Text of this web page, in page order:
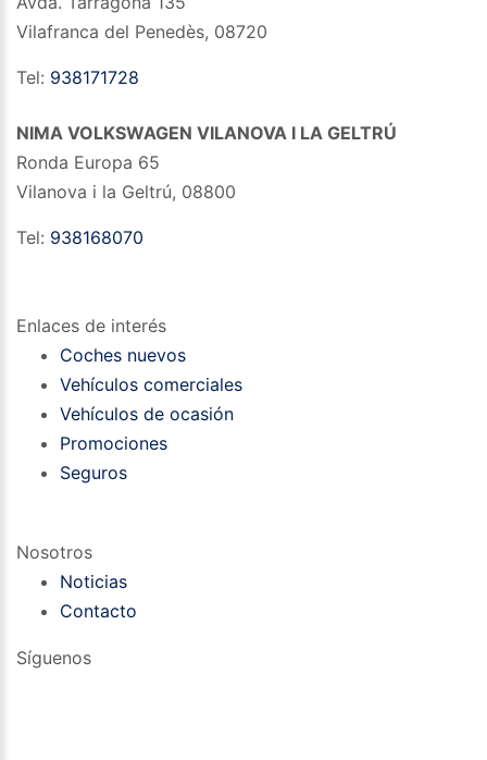
Vilafranca del Penedès, 08720
Tel: 938171728
NIMA VOLKSWAGEN VILANOVA I LA GELTRÚ
Ronda Europa 65
Vilanova i la Geltrú, 08800
Tel: 938168070
Enlaces de interés
Coches nuevos
Vehículos comerciales
Vehículos de ocasión
Promociones
Seguros
Nosotros
Noticias
Contacto
Síguenos